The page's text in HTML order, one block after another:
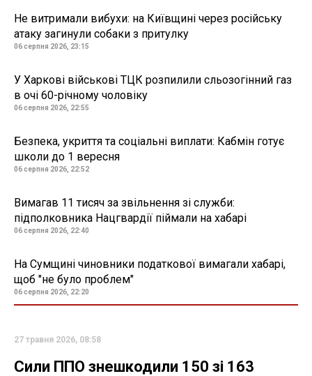
Не витримали вибухи: на Київщині через російську
атаку загинули собаки з притулку
06 серпня 2026, 23:15
У Харкові військові ТЦК розпилили сльозогінний газ
в очі 60-річному чоловіку
06 серпня 2026, 22:55
Безпека, укриття та соціальні виплати: Кабмін готує
школи до 1 вересня
06 серпня 2026, 22:52
Вимагав 11 тисяч за звільнення зі служби:
підполковника Нацгвардії піймали на хабарі
06 серпня 2026, 22:40
На Сумщині чиновники податкової вимагали хабарі,
щоб "не було проблем"
06 серпня 2026, 22:20
27 травня 2026, 08:58
Сили ППО знешкодили 150 зі 163